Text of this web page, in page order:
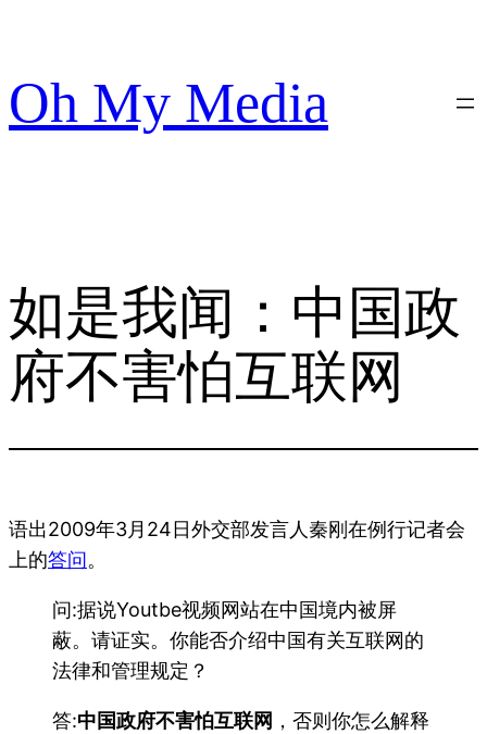
内
容
Oh My Media
如是我闻：中国政
府不害怕互联网
语出2009年3月24日外交部发言人秦刚在例行记者会
上的答问。
问:据说Youtbe视频网站在中国境内被屏
蔽。请证实。你能否介绍中国有关互联网的
法律和管理规定？
答:中国政府不害怕互联网 ，否则你怎么解释